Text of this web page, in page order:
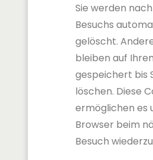
Sie werden
Besuchs
gelöscht.
bleiben auf
gespeichert bis
löschen. Diese
ermöglichen es
Browser beim
Besuch